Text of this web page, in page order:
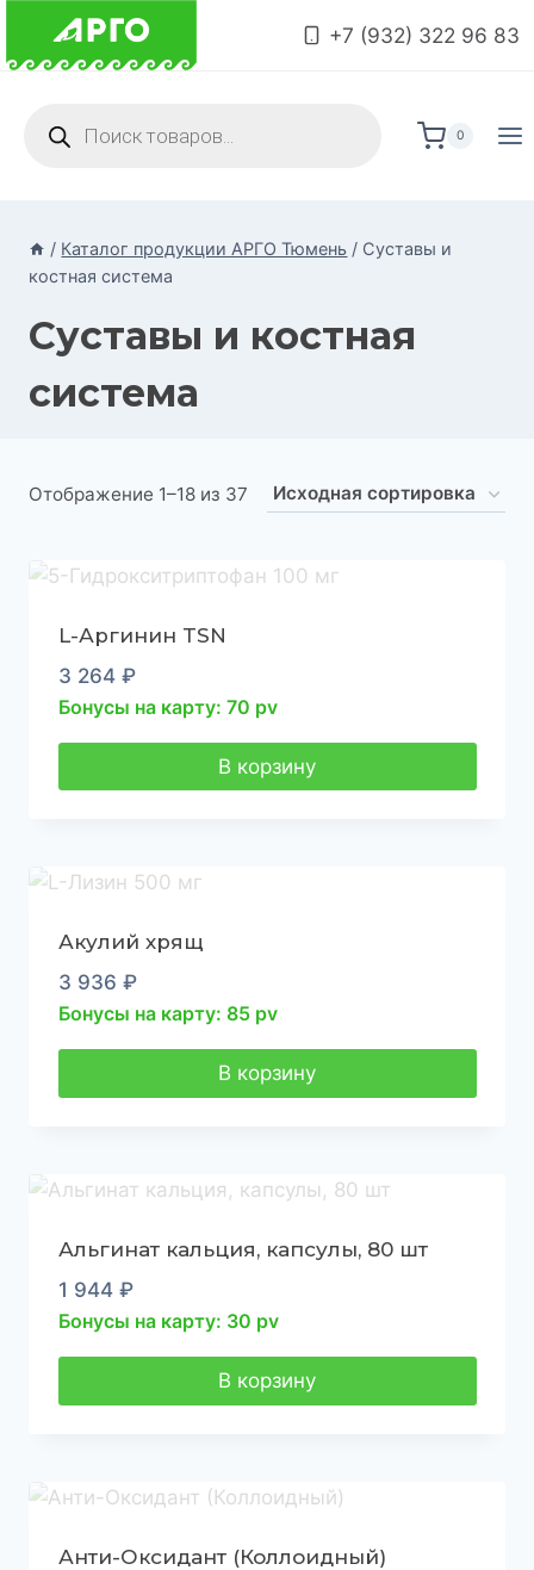
Перейти
+7 (932) 322 96 83
товаров
0
/ Каталог продукции АРГО Тюмень / Суставы и
костная система
Суставы и костная
система
Отображение 1–18 из 37
L-Аргинин TSN
3 264 ₽
Бонусы на карту: 70 pv
В корзину
Акулий хрящ
3 936 ₽
Бонусы на карту: 85 pv
В корзину
Альгинат кальция, капсулы, 80 шт
1 944 ₽
Бонусы на карту: 30 pv
В корзину
Анти-Оксидант (Коллоидный)